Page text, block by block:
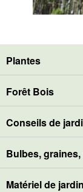
Plantes
Forêt Bois
Conseils de
Bulbes,
Matériel de